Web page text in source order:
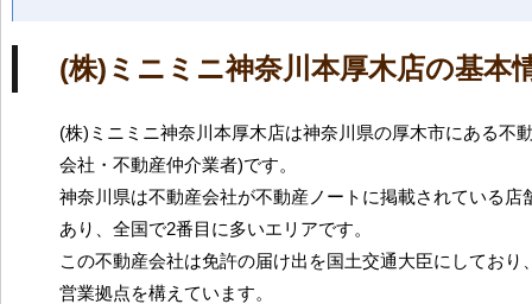
(株)ミニミニ神奈川本厚木店の基本
(株)ミニミニ神奈川本厚木店は神奈川県の厚木市にある不
会社・不動産仲介業者)です。
神奈川県は不動産会社が不動産ノートに掲載されている店
あり、全国で2番目に多いエリアです。
この不動産会社は免許の届け出を国土交通大臣にしており
営業拠点を構えています。